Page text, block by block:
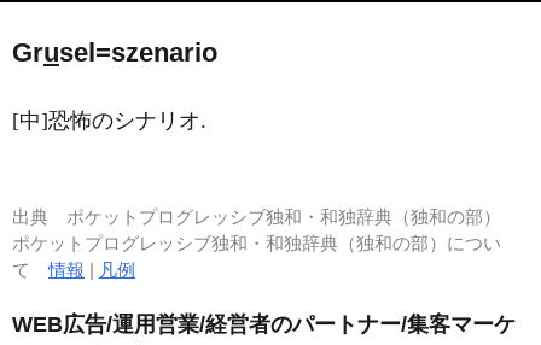
Grusel=szenario
[中]恐怖のシナリオ.
出典 ポケットプログレッシブ独和・和独辞典（独和の部）
ポケットプログレッシブ独和・和独辞典（独和の部）につい
て情報 | 凡例
WEB広告/運用営業/経営者のパートナー/集客マーケ